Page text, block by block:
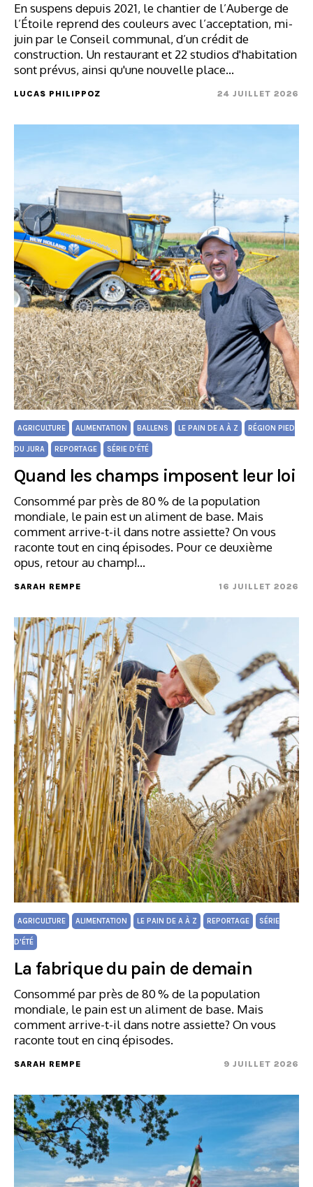
En suspens depuis 2021, le chantier de l’Auberge de
l’Étoile reprend des couleurs avec l’acceptation, mi-
juin par le Conseil communal, d’un crédit de
construction. Un restaurant et 22 studios d'habitation
sont prévus, ainsi qu'une nouvelle place…
LUCAS PHILIPPOZ 24 JUILLET 2026
AGRICULTURE ALIMENTATION BALLENS LE PAIN DE A À Z RÉGION PIED
DU JURA REPORTAGE SÉRIE D'ÉTÉ
Quand les champs imposent leur loi
Consommé par près de 80 % de la population
mondiale, le pain est un aliment de base. Mais
comment arrive-t-il dans notre assiette? On vous
raconte tout en cinq épisodes. Pour ce deuxième
opus, retour au champ!…
SARAH REMPE 16 JUILLET 2026
AGRICULTURE ALIMENTATION LE PAIN DE A À Z REPORTAGE SÉRIE
D'ÉTÉ
La fabrique du pain de demain
Consommé par près de 80 % de la population
mondiale, le pain est un aliment de base. Mais
comment arrive-t-il dans notre assiette? On vous
raconte tout en cinq épisodes.
SARAH REMPE 9 JUILLET 2026